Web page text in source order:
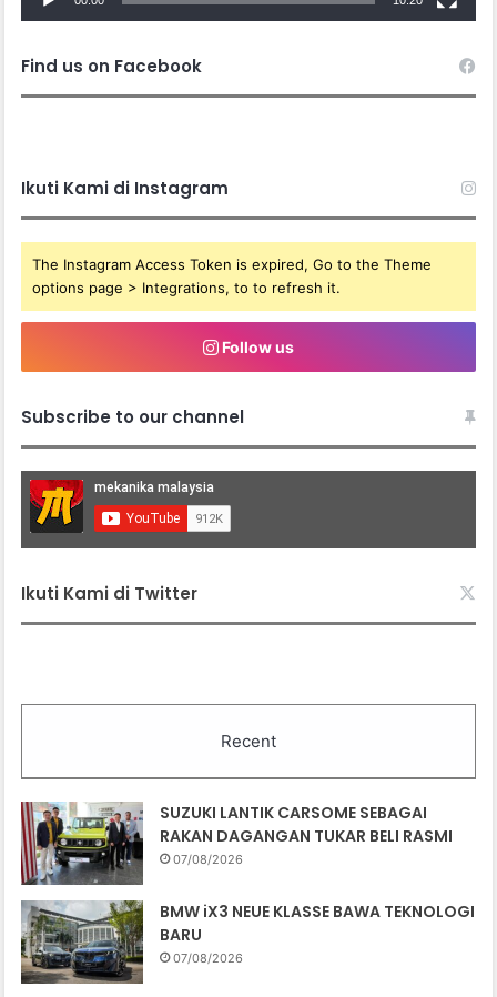
Find us on Facebook
Ikuti Kami di Instagram
The Instagram Access Token is expired, Go to the Theme
options page > Integrations, to to refresh it.
Follow us
Subscribe to our channel
Ikuti Kami di Twitter
Recent
SUZUKI LANTIK CARSOME SEBAGAI
RAKAN DAGANGAN TUKAR BELI RASMI
07/08/2026
BMW iX3 NEUE KLASSE BAWA TEKNOLOGI
BARU
07/08/2026